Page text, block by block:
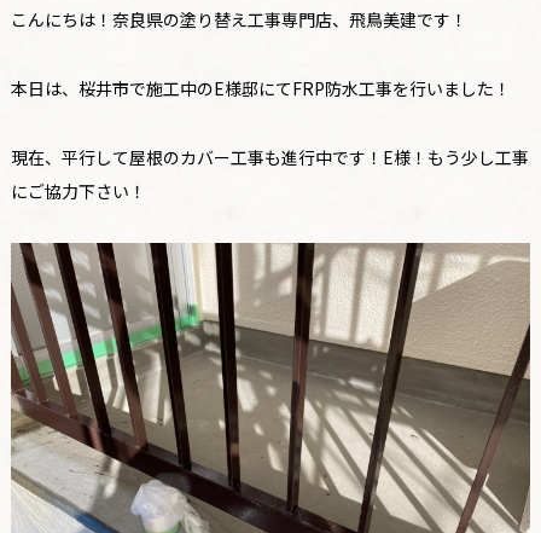
こんにちは！奈良県の塗り替え工事専門店、飛鳥美建です！
本日は、桜井市で施工中のE様邸にてFRP防水工事を行いました！
現在、平行して屋根のカバー工事も進行中です！E様！もう少し工事
にご協力下さい！